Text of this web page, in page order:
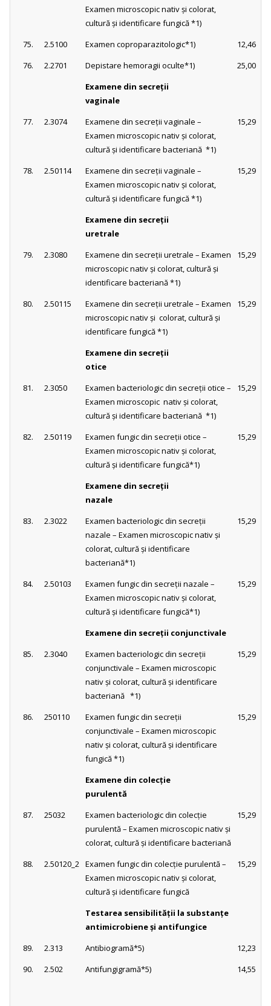
Examen microscopic nativ şi colorat,
cultură şi identificare fungică *1)
75. 2.5100 Examen coproparazitologic*1)
12,46
76.
2.2701 Depistare hemoragii oculte*1)
25,00
Examene din secreţii
vaginale
77.
2.3074
Examene din secreţii vaginale –
Examen microscopic nativ şi colorat,
cultură şi identificare bacteriană *1)
15,29
78. 2.50114
Examene din secreţii vaginale –
Examen microscopic nativ şi colorat,
cultură şi identificare fungică *1)
15,29
Examene din secreţii
uretrale
79.
2.3080
Examene din secreţii uretrale – Examen
microscopic nativ şi colorat, cultură şi
identificare bacteriană *1)
15,29
80. 2.50115
Examene din secreţii uretrale – Examen
microscopic nativ şi colorat, cultură şi
identificare fungică *1)
15,29
Examene din secreţii
otice
81.
2.3050
Examen bacteriologic din secreţii otice –
Examen microscopic nativ şi colorat,
cultură şi identificare bacteriană *1)
15,29
82. 2.50119
Examen fungic din secreţii otice –
Examen microscopic nativ şi colorat,
cultură şi identificare fungică*1)
15,29
Examene din secreţii
nazale
83.
2.3022
Examen bacteriologic din secreţii
nazale – Examen microscopic nativ şi
colorat, cultură şi identificare
bacteriană*1)
15,29
84. 2.50103
Examen fungic din secreţii nazale –
Examen microscopic nativ şi colorat,
cultură şi identificare fungică*1)
15,29
Examene din secreţii conjunctivale
85.
2.3040
Examen bacteriologic din secreţii
conjunctivale – Examen microscopic
nativ şi colorat, cultură şi identificare
bacteriană *1)
15,29
86. 250110
Examen fungic din secreţii
conjunctivale – Examen microscopic
nativ şi colorat, cultură şi identificare
fungică *1)
15,29
Examene din colecţie
purulentă
87.
25032
Examen bacteriologic din colecţie
purulentă – Examen microscopic nativ şi
colorat, cultură şi identificare bacteriană
15,29
88. 2.50120_2 Examen fungic din colecţie purulentă –
Examen microscopic nativ şi colorat,
cultură şi identificare fungică
15,29
Testarea sensibilităţii la substanţe
antimicrobiene şi antifungice
89.
2.313 Antibiogramă*5)
12,23
90.
2.502 Antifungigramă*5) 14,55